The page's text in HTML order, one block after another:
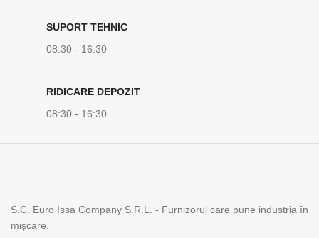
SUPORT TEHNIC
08:30 - 16:30
RIDICARE DEPOZIT
08:30 - 16:30
S.C. Euro Issa Company S.R.L. - Furnizorul care pune industria în
mișcare.